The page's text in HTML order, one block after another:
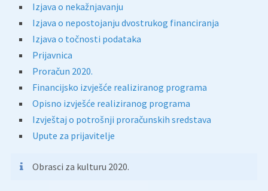
Izjava o nekažnjavanju
Izjava o nepostojanju dvostrukog financiranja
Izjava o točnosti podataka
Prijavnica
Proračun 2020.
Financijsko izvješće realiziranog programa
Opisno izvješće realiziranog programa
Izvještaj o potrošnji proračunskih sredstava
Upute za prijavitelje
Obrasci za kulturu 2020.